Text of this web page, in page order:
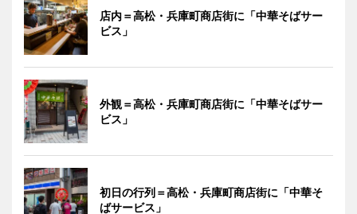
店内＝高松・兵庫町商店街に「中華そばサー
ビス」
外観＝高松・兵庫町商店街に「中華そばサー
ビス」
初日の行列＝高松・兵庫町商店街に「中華そ
ばサービス」